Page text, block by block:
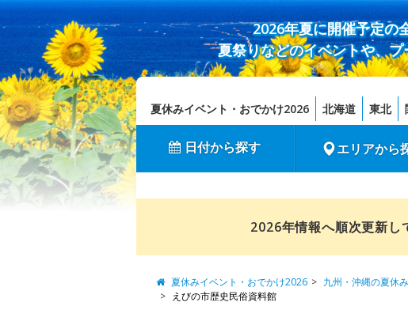
2026年夏に開催予定の
夏祭りなどのイベントや、
夏休みイベント・おでかけ2026 北海道 東北
日付から探す エリアから
2026年情報へ順次更新し
夏休みイベント・おでかけ2026 九州・沖縄の夏休
えびの市歴史民俗資料館